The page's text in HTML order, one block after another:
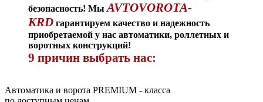
безопасность! Мы AVTOVOROTA-
KRD гарантируем качество и надежность
приобретаемой у нас автоматики, роллетных и
воротных конструкций!
9 причин выбрать нас:
Автоматика и ворота PREMIUM - класса